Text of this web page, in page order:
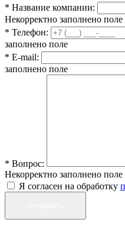
* Название компании:
Некорректно заполнено поле
* Телефон:
заполнено поле
* E-mail:
заполнено поле
* Вопрос:
Некорректно заполнено поле
Я согласен на обработку